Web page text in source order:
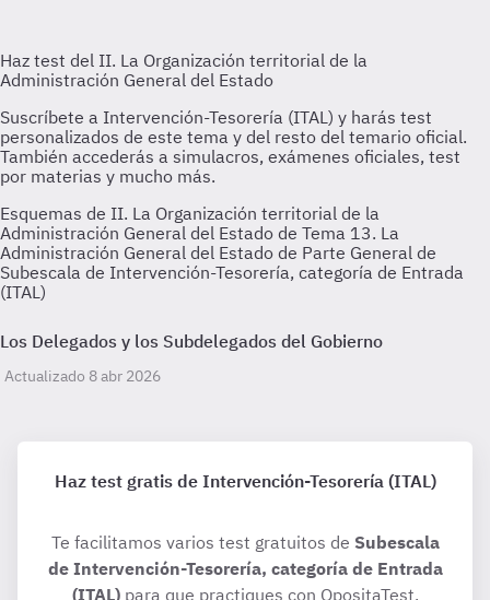
Esquemas de II. La Organización territorial de la
Administración General del Estado de Tema 13. La
Administración General del Estado de Parte General de
Subescala de Intervención-Tesorería, categoría de Entrada
(ITAL)
Los Delegados y los Subdelegados del Gobierno
Actualizado 8 abr 2026
Haz test gratis de Intervención-Tesorería (ITAL)
Te facilitamos varios test gratuitos de Subescala
de Intervención-Tesorería, categoría de Entrada
(ITAL)para que practiques con OpositaTest.